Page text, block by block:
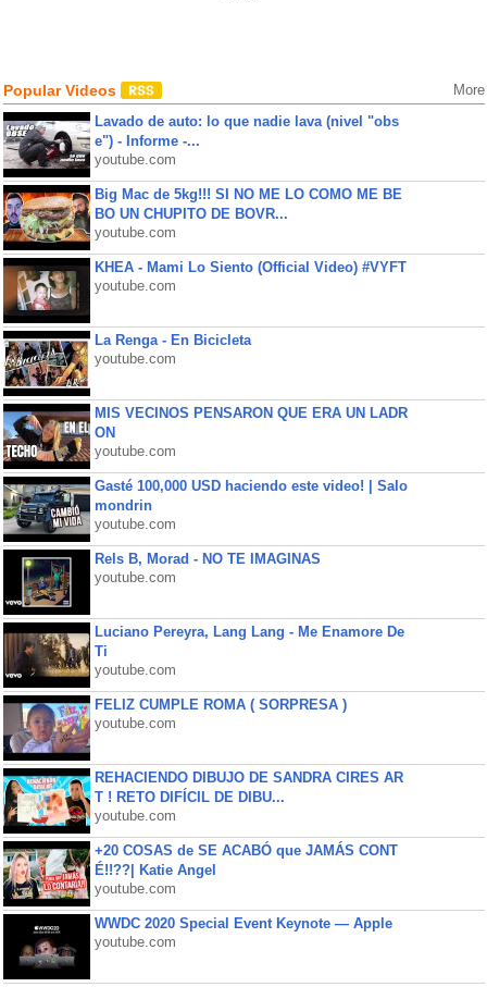
Popular Videos More
Lavado de auto: lo que nadie lava (nivel "obs
e") - Informe -...
youtube.com
Big Mac de 5kg!!! SI NO ME LO COMO ME BE
BO UN CHUPITO DE BOVR...
youtube.com
KHEA - Mami Lo Siento (Official Video) #VYFT
youtube.com
La Renga - En Bicicleta
youtube.com
MIS VECINOS PENSARON QUE ERA UN LADR
ON
youtube.com
Gasté 100,000 USD haciendo este video! | Salo
mondrin
youtube.com
Rels B, Morad - NO TE IMAGINAS
youtube.com
Luciano Pereyra, Lang Lang - Me Enamore De
Ti
youtube.com
FELIZ CUMPLE ROMA ( SORPRESA )
youtube.com
REHACIENDO DIBUJO DE SANDRA CIRES AR
T ! RETO DIFÍCIL DE DIBU...
youtube.com
+20 COSAS de SE ACABÓ que JAMÁS CONT
É!!??| Katie Angel
youtube.com
WWDC 2020 Special Event Keynote — Apple
youtube.com